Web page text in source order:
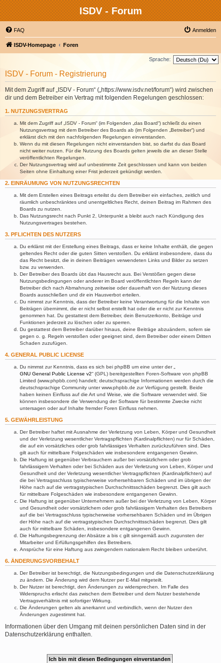
ISDV - Forum
FAQ Anmelden
ISDV-Homepage Foren
Sprache:
ISDV - Forum - Registrierung
Mit dem Zugriff auf „ISDV - Forum“ („https://www.isdv.net/forum“) wird zwischen
dir und dem Betreiber ein Vertrag mit folgenden Regelungen geschlossen:
1. NUTZUNGSVERTRAG
Mit dem Zugriff auf „ISDV - Forum“ (im Folgenden „das Board“) schließt du einen
Nutzungsvertrag mit dem Betreiber des Boards ab (im Folgenden „Betreiber“) und
erklärst dich mit den nachfolgenden Regelungen einverstanden.
Wenn du mit diesen Regelungen nicht einverstanden bist, so darfst du das Board
nicht weiter nutzen. Für die Nutzung des Boards gelten jeweils die an dieser Stelle
veröffentlichten Regelungen.
Der Nutzungsvertrag wird auf unbestimmte Zeit geschlossen und kann von beiden
Seiten ohne Einhaltung einer Frist jederzeit gekündigt werden.
2. EINRÄUMUNG VON NUTZUNGSRECHTEN
Mit dem Erstellen eines Beitrags erteilst du dem Betreiber ein einfaches, zeitlich und
räumlich unbeschränktes und unentgeltliches Recht, deinen Beitrag im Rahmen des
Boards zu nutzen.
Das Nutzungsrecht nach Punkt 2, Unterpunkt a bleibt auch nach Kündigung des
Nutzungsvertrages bestehen.
3. PFLICHTEN DES NUTZERS
Du erklärst mit der Erstellung eines Beitrags, dass er keine Inhalte enthält, die gegen
geltendes Recht oder die guten Sitten verstoßen. Du erklärst insbesondere, dass du
das Recht besitzt, die in deinen Beiträgen verwendeten Links und Bilder zu setzen
bzw. zu verwenden.
Der Betreiber des Boards übt das Hausrecht aus. Bei Verstößen gegen diese
Nutzungsbedingungen oder anderer im Board veröffentlichten Regeln kann der
Betreiber dich nach Abmahnung zeitweise oder dauerhaft von der Nutzung dieses
Boards ausschließen und dir ein Hausverbot erteilen.
Du nimmst zur Kenntnis, dass der Betreiber keine Verantwortung für die Inhalte von
Beiträgen übernimmt, die er nicht selbst erstellt hat oder die er nicht zur Kenntnis
genommen hat. Du gestattest dem Betreiber, dein Benutzerkonto, Beiträge und
Funktionen jederzeit zu löschen oder zu sperren.
Du gestattest dem Betreiber darüber hinaus, deine Beiträge abzuändern, sofern sie
gegen o. g. Regeln verstoßen oder geeignet sind, dem Betreiber oder einem Dritten
Schaden zuzufügen.
4. GENERAL PUBLIC LICENSE
Du nimmst zur Kenntnis, dass es sich bei phpBB um eine unter der „
GNU General Public License v2“ (GPL) bereitgestellten Foren-Software von phpBB
Limited (www.phpbb.com) handelt; deutschsprachige Informationen werden durch die
deutschsprachige Community unter www.phpbb.de zur Verfügung gestellt. Beide
haben keinen Einfluss auf die Art und Weise, wie die Software verwendet wird. Sie
können insbesondere die Verwendung der Software für bestimmte Zwecke nicht
untersagen oder auf Inhalte fremder Foren Einfluss nehmen.
5. GEWÄHRLEISTUNG
Der Betreiber haftet mit Ausnahme der Verletzung von Leben, Körper und Gesundheit
und der Verletzung wesentlicher Vertragspflichten (Kardinalpflichten) nur für Schäden,
die auf ein vorsätzliches oder grob fahrlässiges Verhalten zurückzuführen sind. Dies
gilt auch für mittelbare Folgeschäden wie insbesondere entgangenen Gewinn.
Die Haftung ist gegenüber Verbrauchern außer bei vorsätzlichem oder grob
fahrlässigem Verhalten oder bei Schäden aus der Verletzung von Leben, Körper und
Gesundheit und der Verletzung wesentlicher Vertragspflichten (Kardinalpflichten) auf
die bei Vertragsschluss typischerweise vorhersehbaren Schäden und im übrigen der
Höhe nach auf die vertragstypischen Durchschnittsschäden begrenzt. Dies gilt auch
für mittelbare Folgeschäden wie insbesondere entgangenen Gewinn.
Die Haftung ist gegenüber Unternehmern außer bei der Verletzung von Leben, Körper
und Gesundheit oder vorsätzlichem oder grob fahrlässigem Verhalten des Betreibers
auf die bei Vertragsschluss typischerweise vorhersehbaren Schäden und im Übrigen
der Höhe nach auf die vertragstypischen Durchschnittsschäden begrenzt. Dies gilt
auch für mittelbare Schäden, insbesondere entgangenen Gewinn.
Die Haftungsbegrenzung der Absätze a bis c gilt sinngemäß auch zugunsten der
Mitarbeiter und Erfüllungsgehilfen des Betreibers.
Ansprüche für eine Haftung aus zwingendem nationalem Recht bleiben unberührt.
6. ÄNDERUNGSVORBEHALT
Der Betreiber ist berechtigt, die Nutzungsbedingungen und die Datenschutzerklärung
zu ändern. Die Änderung wird dem Nutzer per E-Mail mitgeteilt.
Der Nutzer ist berechtigt, den Änderungen zu widersprechen. Im Falle des
Widerspruchs erlischt das zwischen dem Betreiber und dem Nutzer bestehende
Vertragsverhältnis mit sofortiger Wirkung.
Die Änderungen gelten als anerkannt und verbindlich, wenn der Nutzer den
Änderungen zugestimmt hat.
Informationen über den Umgang mit deinen persönlichen Daten sind in der
Datenschutzerklärung enthalten.